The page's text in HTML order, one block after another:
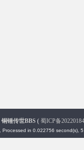
铜锤传世BBS ( 蜀ICP备
, Processed in 0.022756 second(s), 5